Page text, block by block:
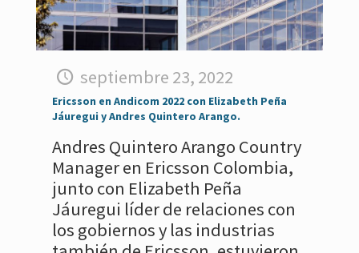
septiembre 23, 2022
Ericsson en Andicom 2022 con Elizabeth Peña
Jáuregui y Andres Quintero Arango.
Andres Quintero Arango Country
Manager en Ericsson Colombia,
junto con Elizabeth Peña
Jáuregui líder de relaciones con
los gobiernos y las industrias